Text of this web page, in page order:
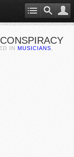
IN MUSICIANS